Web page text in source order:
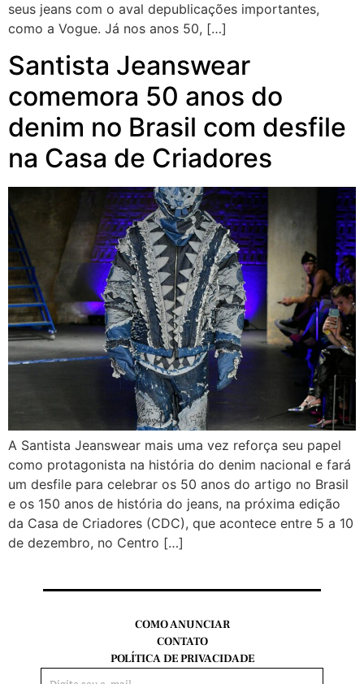
seus jeans com o aval depublicações importantes,
como a Vogue. Já nos anos 50, […]
Santista Jeanswear
comemora 50 anos do
denim no Brasil com desfile
na Casa de Criadores
A Santista Jeanswear mais uma vez reforça seu papel
como protagonista na história do denim nacional e fará
um desfile para celebrar os 50 anos do artigo no Brasil
e os 150 anos de história do jeans, na próxima edição
da Casa de Criadores (CDC), que acontece entre 5 a 10
de dezembro, no Centro […]
COMO ANUNCIAR
CONTATO
POLÍTICA DE PRIVACIDADE